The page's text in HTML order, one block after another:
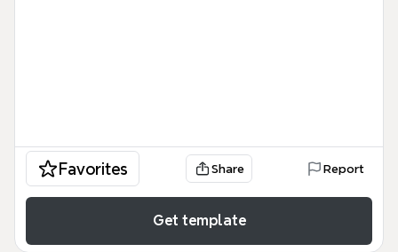
Favorites Share Report
Get template